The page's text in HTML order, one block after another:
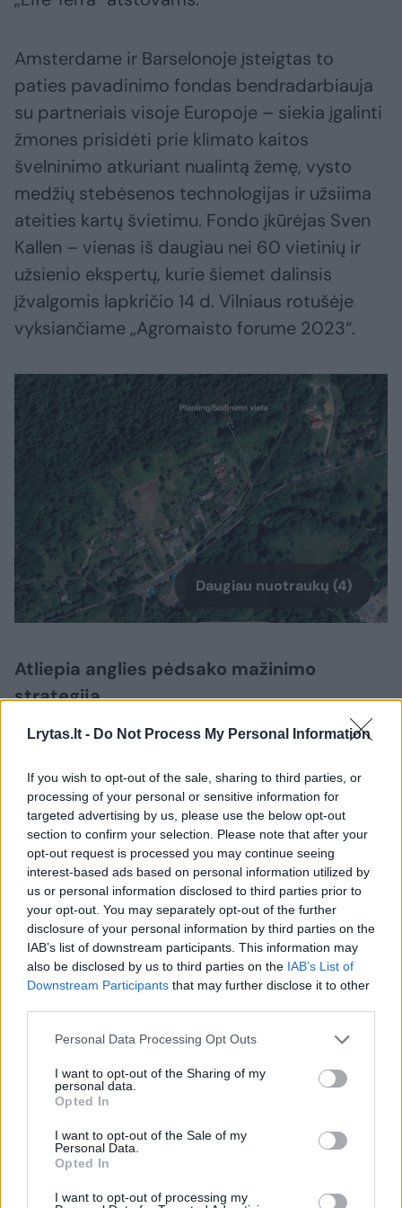
Lrytas.lt - Do Not Process My Personal Information
If you wish to opt-out of the sale, sharing to third parties, or
processing of your personal or sensitive information for
targeted advertising by us, please use the below opt-out
section to confirm your selection. Please note that after your
opt-out request is processed you may continue seeing
interest-based ads based on personal information utilized by
us or personal information disclosed to third parties prior to
your opt-out. You may separately opt-out of the further
disclosure of your personal information by third parties on the
IAB’s list of downstream participants. This information may
also be disclosed by us to third parties on the IAB’s List of
Downstream Participants that may further disclose it to other
Personal Data Processing Opt Outs
I want to opt-out of the Sharing of my
personal data.
Opted In
I want to opt-out of the Sale of my
Personal Data.
Opted In
I want to opt-out of processing my
Amsterdame ir Barselonoje įsteigtas to
paties pavadinimo fondas bendradarbiauja
su partneriais visoje Europoje – siekia įgalinti
žmones prisidėti prie klimato kaitos
švelninimo atkuriant nualintą žemę, vysto
medžių stebėsenos technologijas ir užsiima
ateities kartų švietimu. Fondo įkūrėjas Sven
Kallen – vienas iš daugiau nei 60 vietinių ir
užsienio ekspertų, kurie šiemet dalinsis
įžvalgomis lapkričio 14 d. Vilniaus rotušėje
vyksiančiame „Agromaisto forume 2023“.
Daugiau nuotraukų (4)
Atliepia anglies pėdsako mažinimo
strategiją
Kristinos Šermukšnytės-Alešiūnienės teigimu,
diskutuodama apie Žaliojo kurso
įgyvendinimą, Europos Sąjunga vis labiau
telkia dėmesį į anglies dioksido kreditų rinkos
formavimą. Tuo tarpu medžiai yra vienas iš
pagrindinių natūralių ŠESD absorbcijos
šaltinių.
pasidalino įdomiu faktu – pagal tam tikrą
vieną anglies kreditą reikia pasodinti apie
penkis medelius. Per savo gyvavimo ciklą jie
galėtų sukaupti toną CO2. „Agromaisto
forumą 2023“ atidarantis simbolinis berželių
sodinimas – tik žingsnis į europinius anglies